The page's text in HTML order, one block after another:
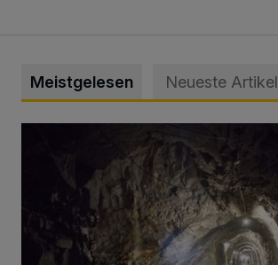
Meistgelesen Neueste Artikel